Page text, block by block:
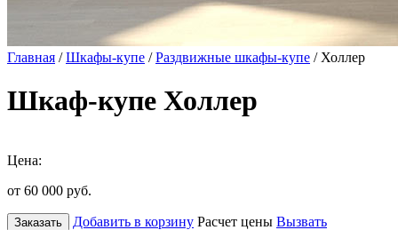
Главная /Шкафы-купе /Раздвижные шкафы-купе / Холлер
Шкаф-купе Холлер
Цена:
от 60 000 руб.
Заказать Добавить в корзину Расчет цены Вызвать